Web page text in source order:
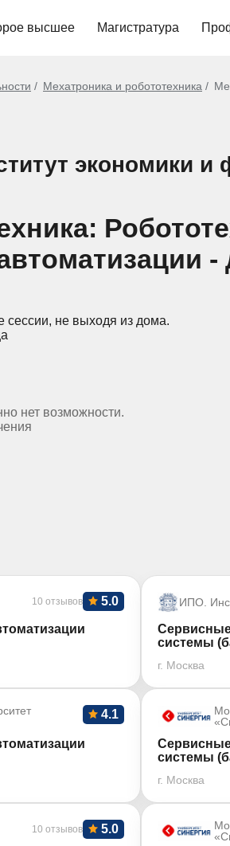
высшее Магистратура
Мехатроника и робототехника
экономики и
-
сессии, не выходя из дома.
нет возможности.
10 отзывов 5.0 ИПО.
системы
г. Москва
4.1
системы
г. Москва
10 отзывов 5.0